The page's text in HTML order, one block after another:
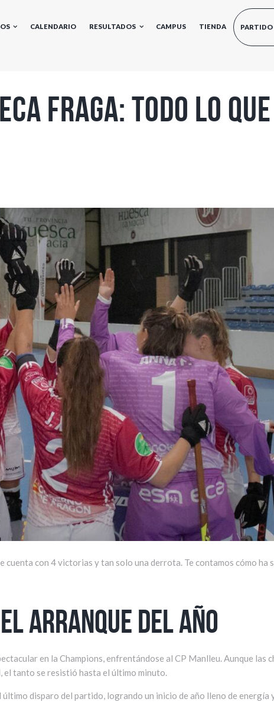
CALENDARIO RESULTADOS CAMPUS TIENDA PARTIDO
Fraga: todo lo
cuenta con 4 victorias y tan solo una derrota. Te contamos cómo ha
arranque del año
en la Champions, enfrentándose al CP Manlleu. Aunque las
el tanto se resistió hasta el último minuto.
disparo del partido, logrando un inicio de año lleno de energía